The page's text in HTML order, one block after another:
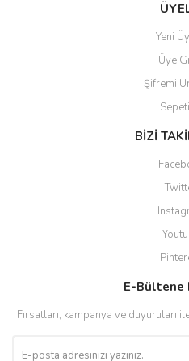
Yeni
Üye
Şifremi
BİZİ
E-Bültene
Fırsatları, kampanya ve duyuruları